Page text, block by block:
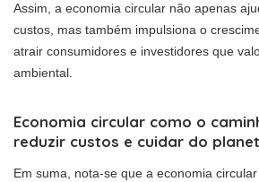
Assim, a economia circular não apenas
custos, mas também impulsiona o
atrair consumidores e investidores que
ambiental.
Economia circular como o
reduzir custos e cuidar do
Em suma, nota-se que a economia